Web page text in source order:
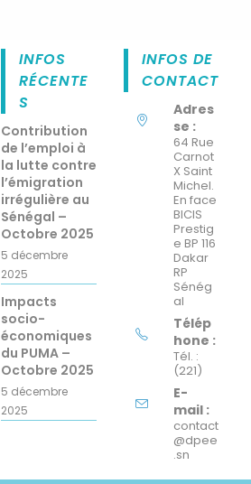
INFOS
RÉCENTE
S
Contribution
de l’emploi à
la lutte contre
l’émigration
irrégulière au
Sénégal –
Octobre 2025
5 décembre
2025
Impacts
socio-
économiques
du PUMA –
Octobre 2025
5 décembre
2025
INFOS DE
CONTACT
Adres
se :
64 Rue
Carnot
X Saint
Michel.
En face
BICIS
Prestig
e BP 116
Dakar
RP
Sénég
al
Télép
hone :
Tél. :
(221)
E-
mail :
contact
@dpee
.sn